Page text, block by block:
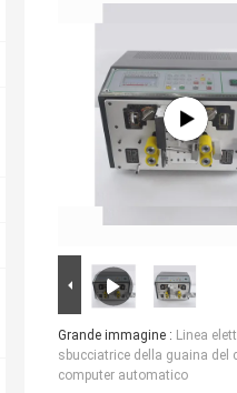
Grande immagine : Linea
sbucciatrice della guaina del
computer automatico